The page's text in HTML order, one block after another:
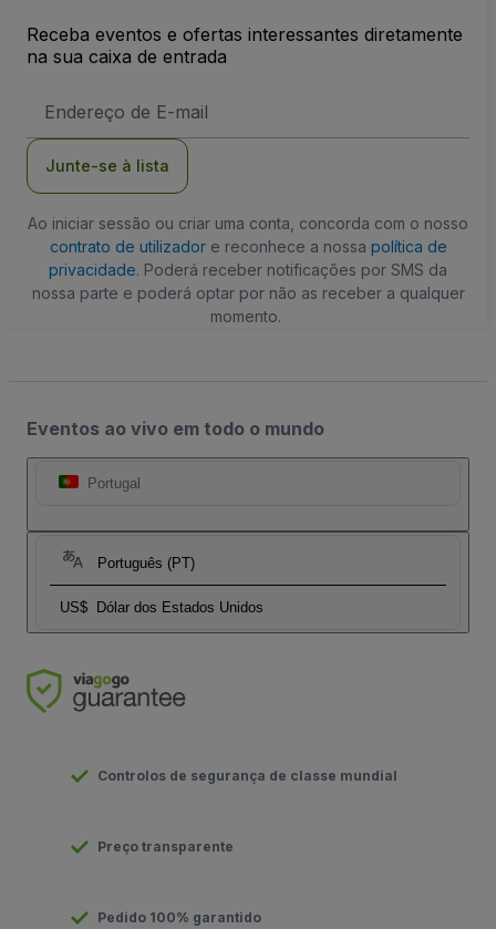
Receba eventos e ofertas interessantes diretamente
na sua caixa de entrada
de
Junte-se à lista
Ao iniciar sessão ou criar uma conta, concorda com o nosso
contrato de utilizadore reconhece a nossa política de
privacidade. Poderá receber notificações por SMS da
nossa parte e poderá optar por não as receber a qualquer
momento.
Eventos ao vivo em todo o mundo
Portugal
Português (PT)
US$ Dólar dos Estados Unidos
Controlos de segurança de classe mundial
Preço transparente
Pedido 100% garantido